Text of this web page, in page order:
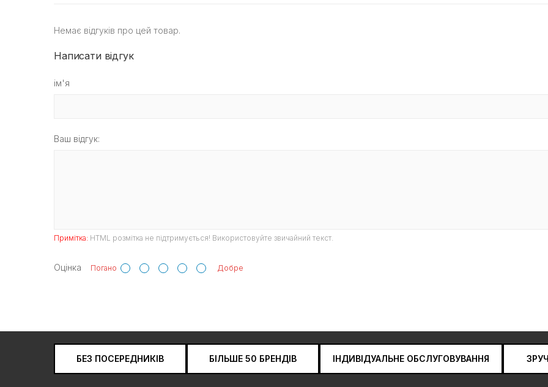
Немає відгуків про цей товар.
Написати відгук
ім'я
Ваш відгук:
Примітка: HTML розмітка не підтримується! Використовуйте звичайний текст.
Оцінка Погано Добре
БЕЗ ПОСЕРЕДНИКІВ БІЛЬШЕ 50 БРЕНДІВ ІНДИВІДУАЛЬНЕ ОБСЛУГОВУВАННЯ